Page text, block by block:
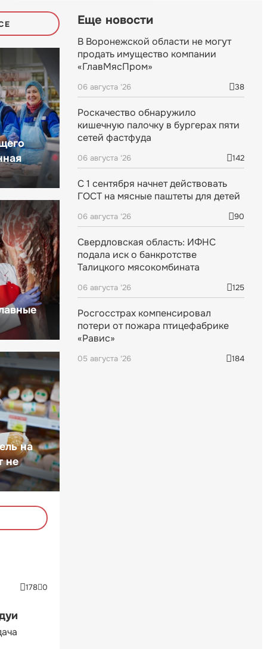
на
не
178 0
Еще новости
В Воронежской области не могут
продать имущество компании
«ГлавМясПром»
06 августа '26 38
Роскачество обнаружило
кишечную палочку в бургерах пяти
сетей фастфуда
06 августа '26 142
С 1 сентября начнет действовать
ГОСТ на мясные паштеты для детей
06 августа '26 90
Свердловская область: ИФНС
подала иск о банкротстве
Талицкого мясокомбината
06 августа '26 125
Росгосстрах компенсировал
потери от пожара птицефабрике
«Равис»
05 августа '26 184